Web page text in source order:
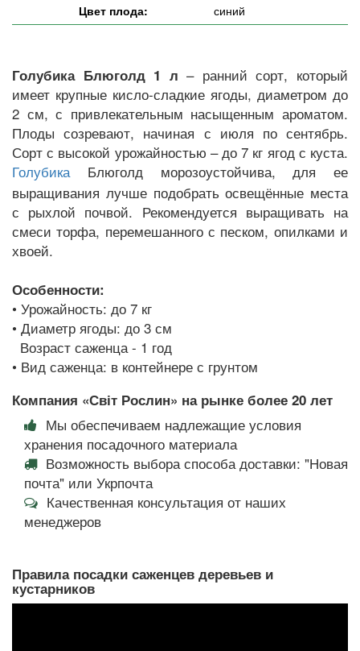
Цвет плода:
синий
Голубика Блюголд 1 л – ранний сорт, который
имеет крупные кисло-сладкие ягоды, диаметром до
2 см, с привлекательным насыщенным ароматом.
Плоды созревают, начиная с июля по сентябрь.
Сорт с высокой урожайностью – до 7 кг ягод с куста.
Голубика
Блюголд морозоустойчива, для ее
выращивания лучше подобрать освещённые места
с рыхлой почвой. Рекомендуется выращивать на
смеси торфа, перемешанного с песком, опилками и
хвоей.
Особенности:
• Урожайность: до 7 кг
• Диаметр ягоды: до 3 см
Возраст саженца - 1 год
• Вид саженца: в контейнере с грунтом
Компания «Світ Рослин» на рынке более 20 лет
Мы обеспечиваем надлежащие условия
хранения посадочного материала
Возможность выбора способа доставки: "Новая
почта" или Укрпочта
Качественная консультация от наших
менеджеров
Правила посадки саженцев деревьев и
кустарников